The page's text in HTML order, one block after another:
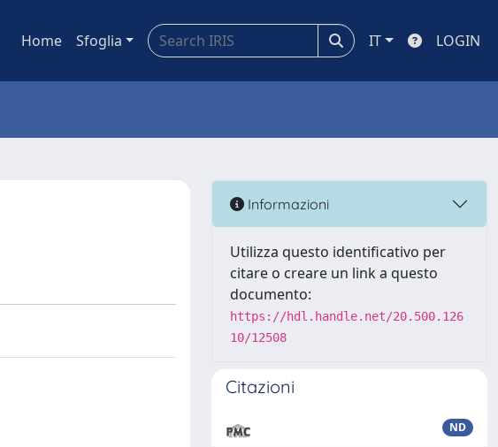
Home Sfoglia IT LOGIN
Informazioni
Utilizza questo identificativo per
citare o creare un link a questo
documento:
https://hdl.handle.net/20.500.126
10/12508
Citazioni
ND